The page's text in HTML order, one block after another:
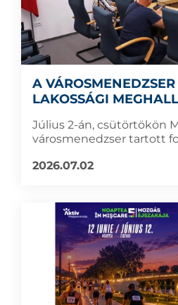
A VÁROSMENEDZSER
LAKOSSÁGI
Július 2-án, csütörtökön
városmenedzser tartott
2026.07.02